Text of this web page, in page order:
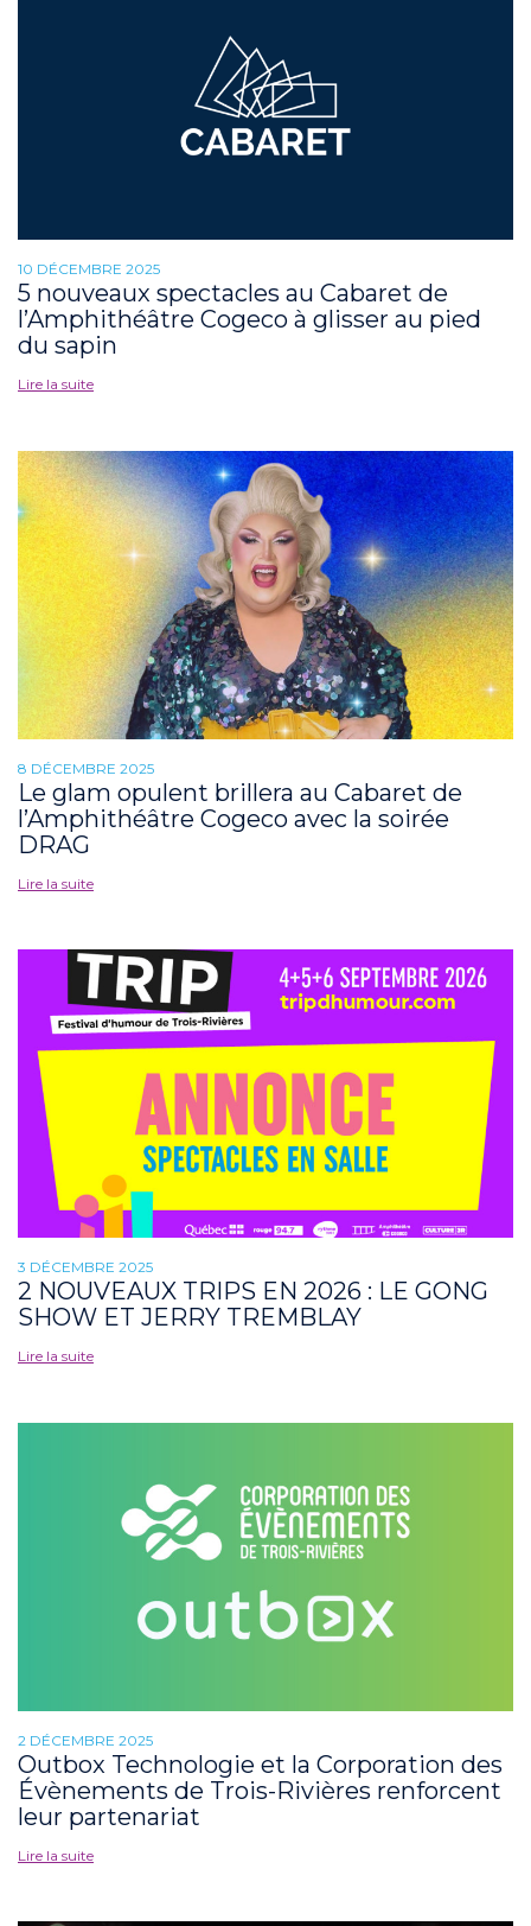
10 DÉCEMBRE 2025
5 nouveaux spectacles au Cabaret de
l’Amphithéâtre Cogeco à glisser au pied
du sapin
Lire la suite
8 DÉCEMBRE 2025
Le glam opulent brillera au Cabaret de
l’Amphithéâtre Cogeco avec la soirée
DRAG
Lire la suite
3 DÉCEMBRE 2025
2 NOUVEAUX TRIPS EN 2026 : LE GONG
SHOW ET JERRY TREMBLAY
Lire la suite
2 DÉCEMBRE 2025
Outbox Technologie et la Corporation des
Évènements de Trois-Rivières renforcent
leur partenariat
Lire la suite